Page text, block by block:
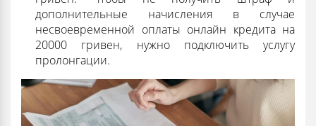
дополнительные начисления в случае
несвоевременной оплаты онлайн кредита на
20000 гривен, нужно подключить услугу
пролонгации.